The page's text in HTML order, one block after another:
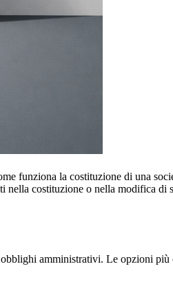
funziona la costituzione di una
nella costituzione o nella modifica di
amministrativi. Le opzioni più